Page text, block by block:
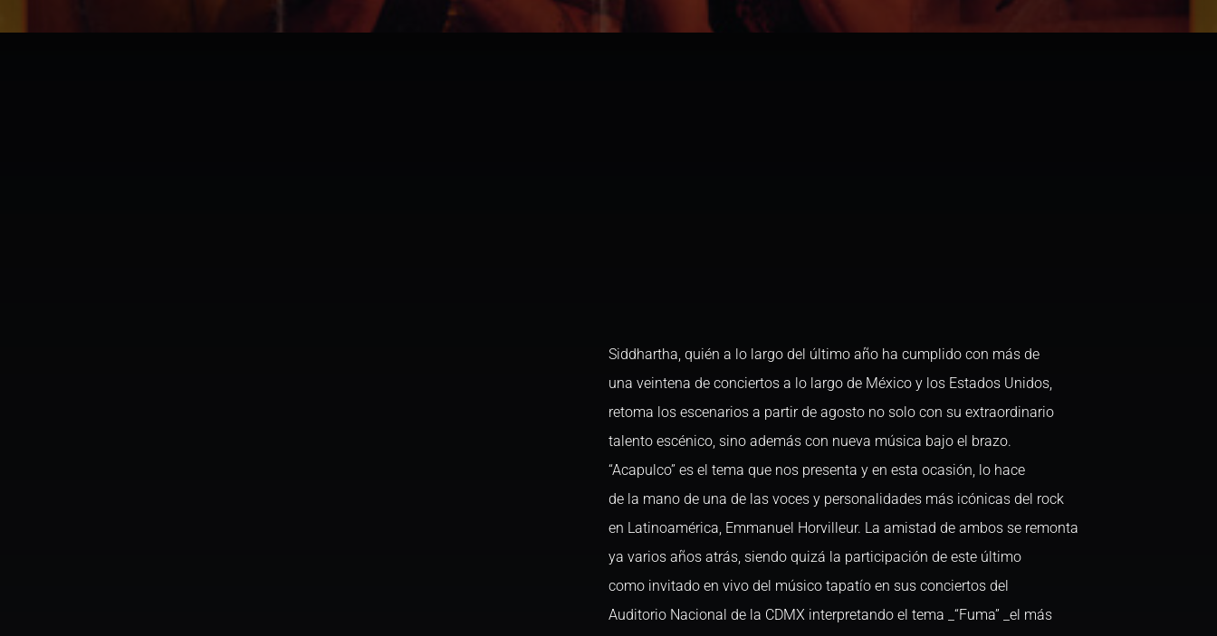
Siddhartha, quién a lo largo del último año ha cumplido con más de
una veintena de conciertos a lo largo de México y los Estados Unidos,
retoma los escenarios a partir de agosto no solo con su extraordinario
talento escénico, sino además con nueva música bajo el brazo.
“Acapulco” es el tema que nos presenta y en esta ocasión, lo hace
de la mano de una de las voces y personalidades más icónicas del rock
en Latinoamérica, Emmanuel Horvilleur. La amistad de ambos se remonta
ya varios años atrás, siendo quizá la participación de este último
como invitado en vivo del músico tapatío en sus conciertos del
Auditorio Nacional de la CDMX interpretando el tema _“Fuma” _el más